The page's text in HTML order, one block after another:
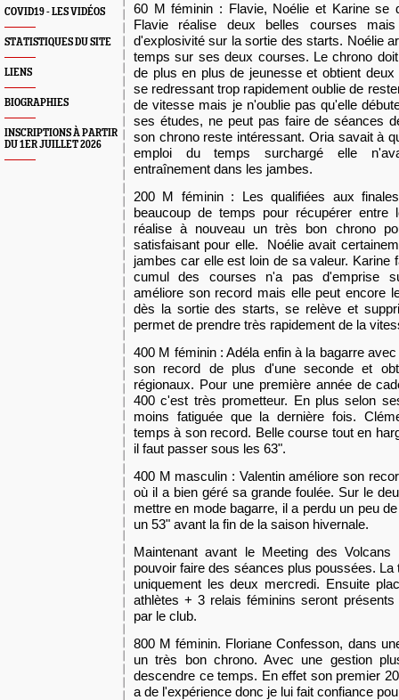
COVID19 - LES VIDÉOS
STATISTIQUES DU SITE
LIENS
BIOGRAPHIES
INSCRIPTIONS À PARTIR
DU 1ER JUILLET 2026
60 M féminin : Flavie, Noélie et Karine se
Flavie réalise deux belles courses
d'explosivité sur la sortie des starts. Noélie
temps sur ses deux courses. Le chrono
de plus en plus de jeunesse et obtient
se redressant trop rapidement oublie de
de vitesse mais je n'oublie pas qu'elle
ses études, ne peut pas faire de séances
son chrono reste intéressant. Oria savait à
emploi du temps surchargé elle
entraînement dans les jambes.
200 M féminin : Les qualifiées aux
beaucoup de temps pour récupérer entre
réalise à nouveau un très bon chrono
satisfaisant pour elle. Noélie avait
jambes car elle est loin de sa valeur. Karine
cumul des courses n'a pas d'emprise
améliore son record mais elle peut encore
dès la sortie des starts, se relève et
permet de prendre très rapidement de la
400 M féminin : Adéla enfin à la bagarre
son record de plus d'une seconde et
régionaux. Pour une première année de
400 c'est très prometteur. En plus selon
moins fatiguée que la dernière fois.
temps à son record. Belle course tout en
il faut passer sous les 63".
400 M masculin : Valentin améliore son
où il a bien géré sa grande foulée. Sur le
mettre en mode bagarre, il a perdu un peu
un 53" avant la fin de la saison hivernale.
Maintenant avant le Meeting des
pouvoir faire des séances plus poussées.
uniquement les deux mercredi. Ensuite
athlètes + 3 relais féminins seront
par le club.
800 M féminin. Floriane Confesson, dans
un très bon chrono. Avec une gestion
descendre ce temps. En effet son premier
a de l'expérience donc je lui fait confiance